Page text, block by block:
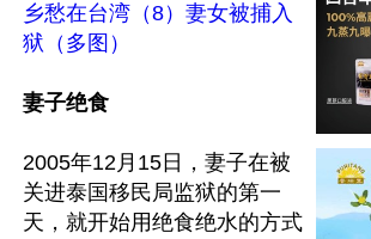
乡愁在台湾（8）妻女被捕入
狱（多图）
妻子绝食
2005年12月15日，妻子在被
关进泰国移民局监狱的第一
天，就开始用绝食绝水的方式